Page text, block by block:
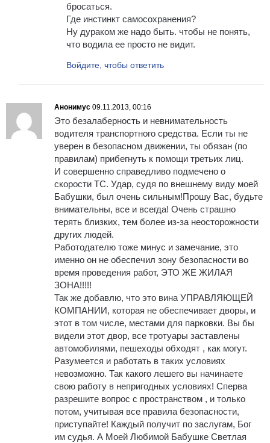
бросаться.
Где инстинкт самосохранения?
Ну дураком же надо быть. чтобы не понять,
что водила ее просто не видит.
Войдите, чтобы ответить
Анонимус 09.11.2013, 00:16
Это безалаберность и невнимательность
водителя транспортного средства. Если ты не
уверен в безопасном движении, ты обязан (по
правилам) прибегнуть к помощи третьих лиц.
И совершенно справедливо подмечено о
скорости ТС. Удар, судя по внешнему виду моей
Бабушки, был очень сильным!Прошу Вас, будьте
внимательны, все и всегда! Очень страшно
терять близких, тем более из-за неосторожности
других людей.
Работодателю тоже минус и замечание, это
именно он не обеспечил зону безопасности во
время проведения работ, ЭТО ЖЕ ЖИЛАЯ
ЗОНА!!!!!
Так же добавлю, что это вина УПРАВЛЯЮЩЕЙ
КОМПАНИИ, которая не обеспечивает дворы, и
этот в том числе, местами для парковки. Вы бы
видели этот двор, все тротуары заставлены
автомобилями, пешеходы обходят , как могут.
Разумеется и работать в таких условиях
невозможно. Так какого лешего вы начинаете
свою работу в непригодных условиях! Сперва
разрешите вопрос с пространством , и только
потом, учитывая все правила безопасности,
приступайте! Каждый получит по заслугам, Бог
им судья. А Моей Любимой Бабушке Светлая